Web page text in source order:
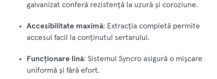
galvanizat conferă rezistență la uzură și coroziune.
Accesibilitate maximă: Extracția completă permite
accesul facil la conținutul sertarului.
Funcționare lină: Sistemul Syncro asigură o mișcare
uniformă și fără efort.